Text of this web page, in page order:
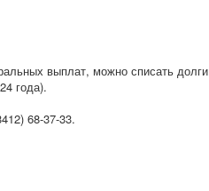
выплат, можно списать долги
года).
68-37-33.